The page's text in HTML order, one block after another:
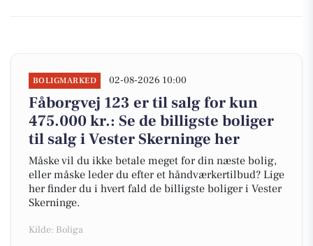
BOLIGMARKED 02-08-2026 10:00
Fåborgvej 123 er til salg for kun
475.000 kr.: Se de billigste boliger
til salg i Vester Skerninge her
Måske vil du ikke betale meget for din næste bolig,
eller måske leder du efter et håndværkertilbud? Lige
her finder du i hvert fald de billigste boliger i Vester
Skerninge.
Kilde: Boliga